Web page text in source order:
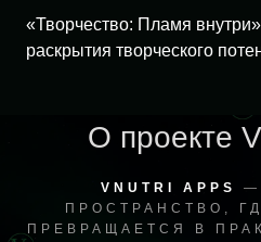
«Творчество: Пламя
раскрытия творческого
О проекте
VNUTRI APPS
—
ПРОСТРАНСТВО,
ПРЕВРАЩАЕТСЯ В